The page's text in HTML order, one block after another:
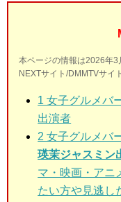
本ページの情報は2026年
NEXTサイト/DMMTVサイ
1 女子グルメバ
出演者
2 女子グルメバ
瑛茉ジャスミン
マ・映画・アニ
たい方や見逃し